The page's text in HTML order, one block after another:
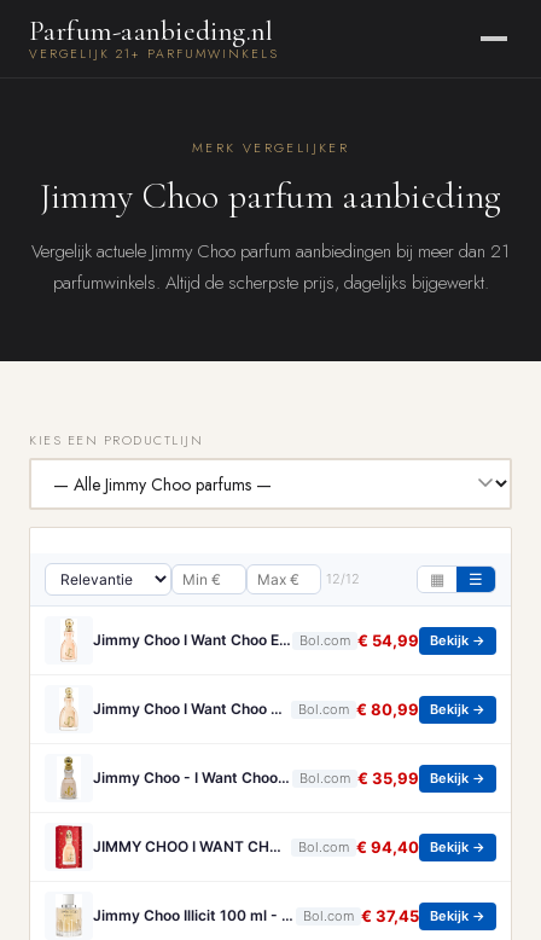
Parfum-aanbieding.nl
VERGELIJK 21+ PARFUMWINKELS
MERK VERGELIJKER
Jimmy Choo parfum aanbieding
Vergelijk actuele Jimmy Choo parfum aanbiedingen bij meer dan 21
parfumwinkels. Altijd de scherpste prijs, dagelijks bijgewerkt.
KIES EEN PRODUCTLIJN
12/12 ▦ ☰
Jimmy Choo I Want Choo Eau De Parfum Spray 60 Ml For Women Bol.com € 54,99 Bekijk →
Jimmy Choo I Want Choo parfum voor vrouwen - Oriëntaals bloemig - 100ml Bol.com € 80,99 Bekijk →
Jimmy Choo - I Want Choo Eau de Parfum Bol.com € 35,99 Bekijk →
JIMMY CHOO I WANT CHOO LIMITED EDITION EDP 125 ML Bol.com € 94,40 Bekijk →
Jimmy Choo Illicit 100 ml - Eau de Parfum - Damesparfum Bol.com € 37,45 Bekijk →